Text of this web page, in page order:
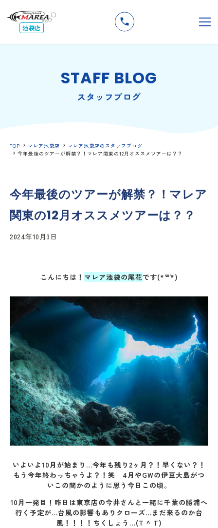
池袋店
STAFF BLOG
スタッフブログ
TOP マレア池袋店
マレア池袋店のスタッフブログ
今年最後のツアーが解禁？！マレア関東の12月オススメツアーは？？
今年最後のツアーが解禁？！マレア
関東の12月オススメツアーは？？
2024年10月3日
こんにちは！ マレア池袋の尾花です(*´꒳`*)
いよいよ10月が始まり…今年も残り2ヶ月？！早くない？！
もう今年終わっちゃうよ？！笑 4月やGWの伊豆大島がつ
いこの間かのように思う今日この頃。
10月一発目！昨日は東京店の今井さんと一緒に千葉の勝浦へ
行く予定が…台風の影響もありクローズ…まだ来るのか台
風！！！！ちくしょう…(T ^ T)